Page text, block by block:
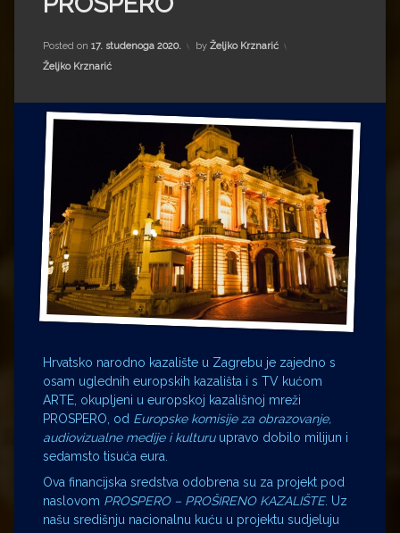
Impressum
Milenko Strižak
Drugi autori
Drugi autori
Ljiljana Lekanić-Kljaić
Željko Krznarić
Mario Lovreković
Miroslav Šantek
Posted on 17. studenoga 2020. by Željko Krznarić
Kategorije:
Željko Krznarić
Hrvatsko narodno kazalište u Zagrebu je zajedno s
osam uglednih europskih kazališta i s TV kućom
ARTE, okupljeni u europskoj kazališnoj mreži
PROSPERO, od Europske komisije za obrazovanje,
audiovizualne medije i kulturuupravo dobilo milijun i
sedamsto tisuća eura.
Ova financijska sredstva odobrena su za projekt pod
naslovom PROSPERO – PROŠIRENO KAZALIŠTE. Uz
našu središnju nacionalnu kuću u projektu sudjeluju